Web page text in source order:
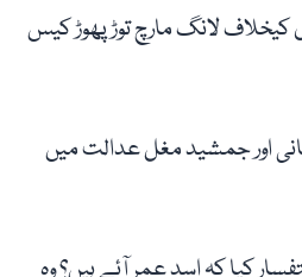
لانگ مارچ توڑ پھوڑ کیس
اور جمشید مغل عدالت میں